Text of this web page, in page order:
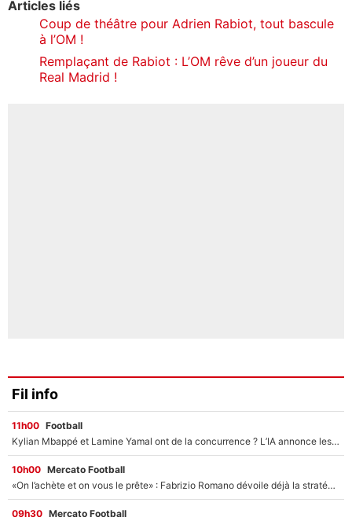
Articles liés
Coup de théâtre pour Adrien Rabiot, tout bascule
à l’OM !
Remplaçant de Rabiot : L’OM rêve d’un joueur du
Real Madrid !
Fil info
11h00 Football
Kylian Mbappé et Lamine Yamal ont de la concurrence ? L’IA annonce les 5 joueurs qui vont dominer le football dans les années à venir !
10h00 Mercato Football
«On l’achète et on vous le prête» : Fabrizio Romano dévoile déjà la stratégie du PSG avec le transfert de Zion Suzuki !
09h30 Mercato Football